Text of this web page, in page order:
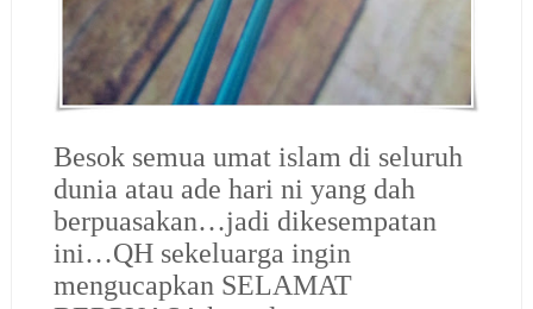
Besok semua umat islam di seluruh
dunia atau ade hari ni yang dah
berpuasakan…jadi dikesempatan
ini…QH sekeluarga ingin
mengucapkan SELAMAT